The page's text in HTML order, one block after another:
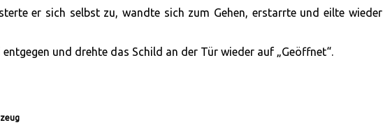
er sich selbst zu, wandte sich zum Gehen, erstarrte und eilte wieder
und drehte das Schild an der Tür wieder auf „Geöffnet“.